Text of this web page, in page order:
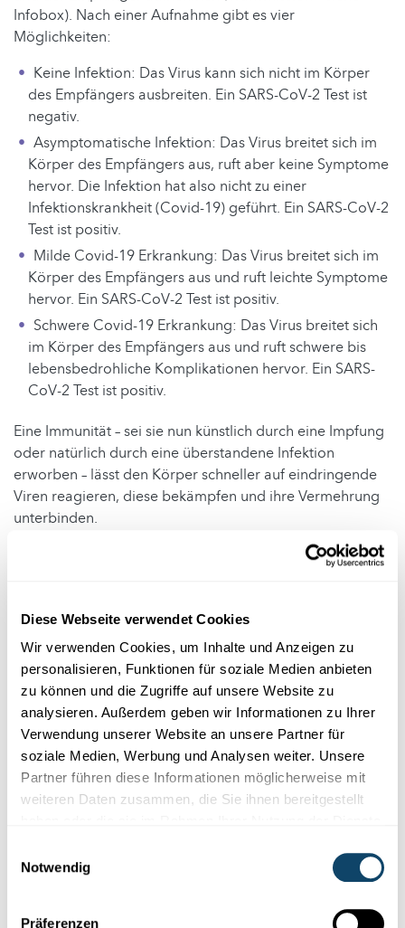
Diese Webseite verwendet Cookies
Wir verwenden Cookies, um Inhalte und Anzeigen zu
personalisieren, Funktionen für soziale Medien anbieten
zu können und die Zugriffe auf unsere Website zu
analysieren. Außerdem geben wir Informationen zu Ihrer
Verwendung unserer Website an unsere Partner für
soziale Medien, Werbung und Analysen weiter. Unsere
Partner führen diese Informationen möglicherweise mit
weiteren Daten zusammen, die Sie ihnen bereitgestellt
Notwendig
Präferenzen
Infobox). Nach einer Aufnahme gibt es vier
Möglichkeiten:
Keine Infektion: Das Virus kann sich nicht im Körper
des Empfängers ausbreiten. Ein SARS-CoV-2 Test ist
negativ.
Asymptomatische Infektion: Das Virus breitet sich im
Körper des Empfängers aus, ruft aber keine Symptome
hervor. Die Infektion hat also nicht zu einer
Infektionskrankheit (Covid-19) geführt. Ein SARS-CoV-2
Test ist positiv.
Milde Covid-19 Erkrankung: Das Virus breitet sich im
Körper des Empfängers aus und ruft leichte Symptome
hervor. Ein SARS-CoV-2 Test ist positiv.
Schwere Covid-19 Erkrankung: Das Virus breitet sich
im Körper des Empfängers aus und ruft schwere bis
lebensbedrohliche Komplikationen hervor. Ein SARS-
CoV-2 Test ist positiv.
Eine Immunität – sei sie nun künstlich durch eine Impfung
oder natürlich durch eine überstandene Infektion
erworben – lässt den Körper schneller auf eindringende
Viren reagieren, diese bekämpfen und ihre Vermehrung
unterbinden.
Dies schützt erstens vor einer schweren Covid-19
geimpfte Person gar nicht erst mit dem Virus infiziert
und damit auch niemanden anderen infizieren kann.
Und drittens erhöht sich auch die Wahrscheinlichkeit
eines asymptomatischen oder milden Verlaufs, bei
welchem nach aktuellem Kenntnisstand die Viruslast
(Ansteckungsfähigkeit) verringert ist.
Das heißt, im Falle einer Impfung sinkt die Emission
infektiöser Viruspartikel und damit sinkt auch die